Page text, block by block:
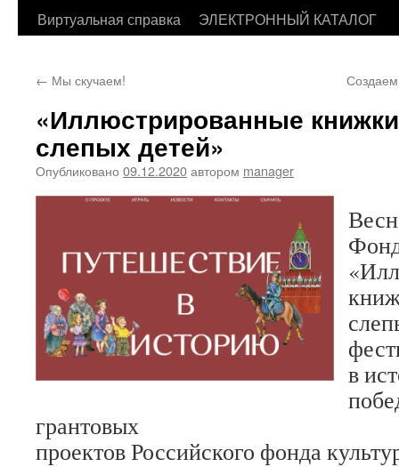
Виртуальная справка
ЭЛЕКТРОННЫЙ КАТАЛОГ
← Мы скучаем!
«Иллюстрированные
слепых детей»
Опубликовано 09.12.2020автором manager
в
грантовых
проектов Российского фонда